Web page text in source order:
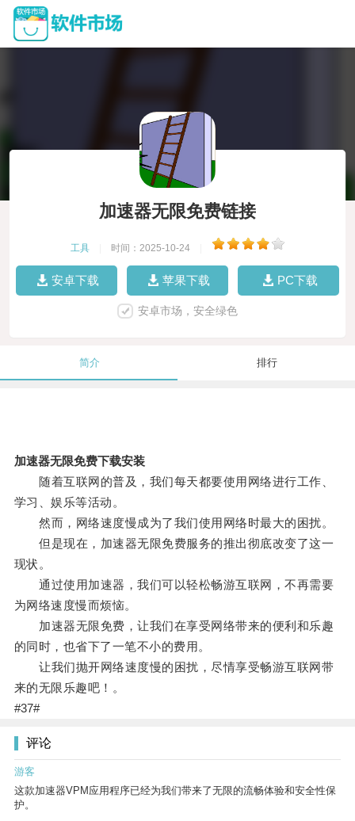
加速器无限免费链接
工具 时间：2025-10-24
安卓下载 苹果下载 PC下载
安卓市场，安全绿色
简介 排行
加速器无限免费下载安装
随着互联网的普及，我们每天都要使用网络进行工作、
学习、娱乐等活动。
然而，网络速度慢成为了我们使用网络时最大的困扰。
但是现在，加速器无限免费服务的推出彻底改变了这一
现状。
通过使用加速器，我们可以轻松畅游互联网，不再需要
为网络速度慢而烦恼。
加速器无限免费，让我们在享受网络带来的便利和乐趣
的同时，也省下了一笔不小的费用。
让我们抛开网络速度慢的困扰，尽情享受畅游互联网带
来的无限乐趣吧！。
#37#
评论
游客
这款加速器VPM应用程序已经为我们带来了无限的流畅体验和安全性保
护。